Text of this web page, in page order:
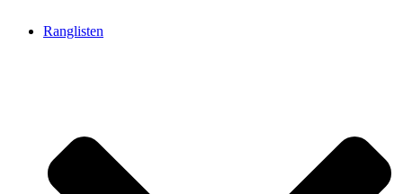
Ranglisten